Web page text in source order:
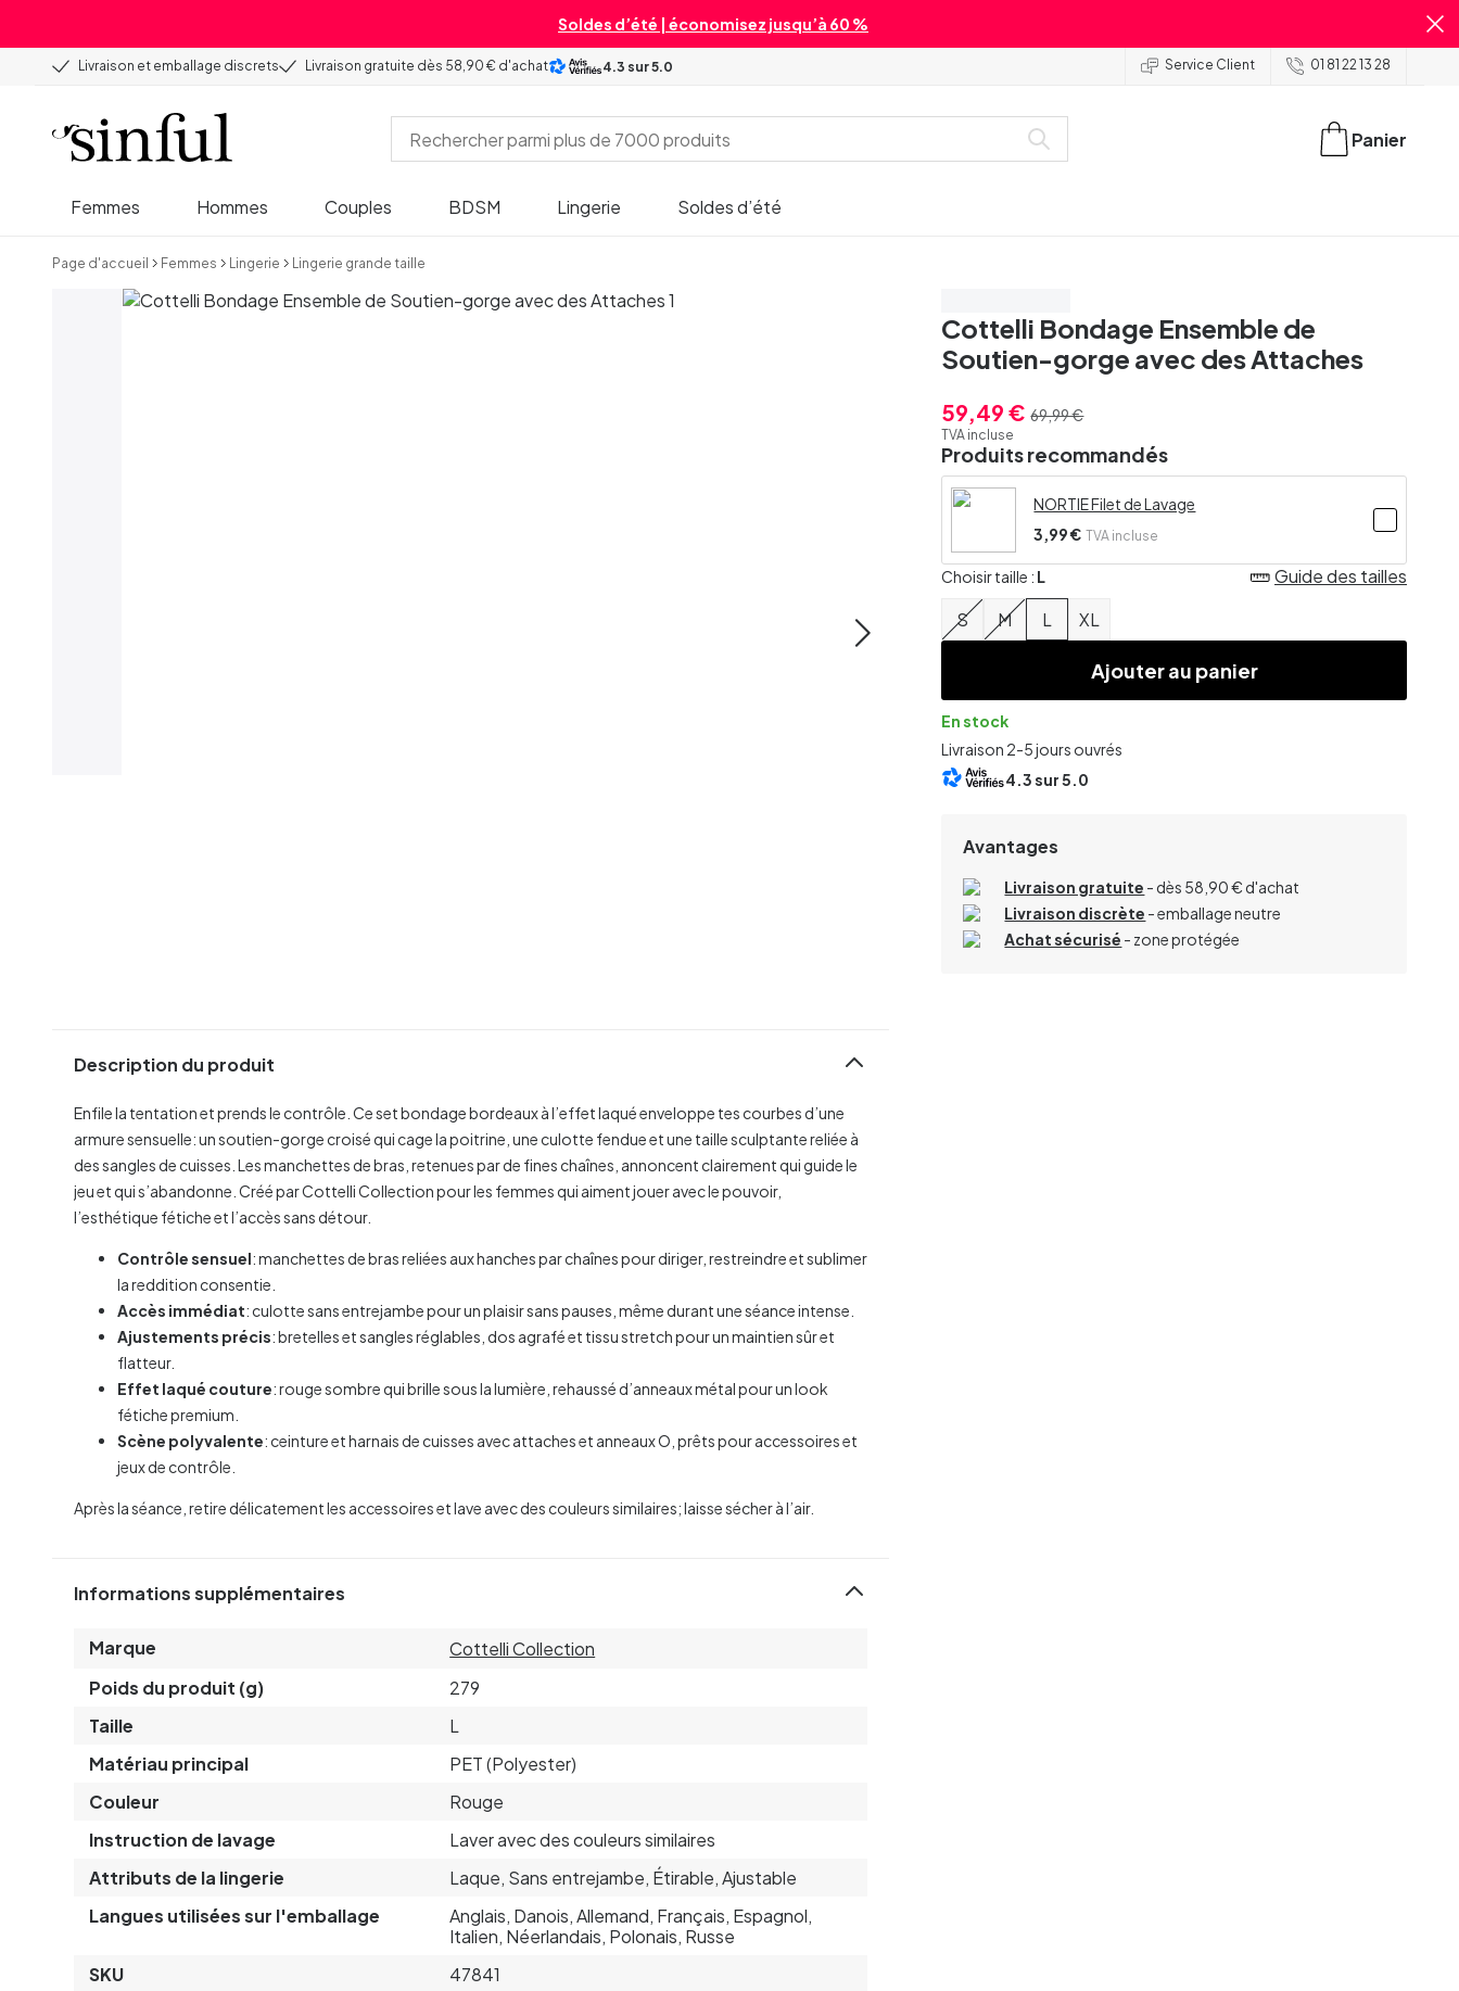
Soldes d’été | économisez jusqu’à 60 %
Livraison et emballage discrets Livraison gratuite dès 58,90 € d'achat 4.3 sur 5.0 Service Client 01 81 22 13 28
Femmes Hommes Couples BDSM Lingerie Soldes d’été
Panier
Page d'accueil Femmes Lingerie Lingerie grande taille
Cottelli Bondage Ensemble de
Soutien-gorge avec des Attaches
59,49 € 69,99 €
TVA incluse
Produits recommandés
NORTIE Filet de Lavage
3,99 € TVA incluse
Choisir taille : L
S M L XL
Guide des tailles
Ajouter au panier
En stock
Livraison 2-5 jours ouvrés
4.3sur 5.0
Avantages
Livraison gratuite - dès 58,90 € d'achat
Livraison discrète - emballage neutre
Achat sécurisé - zone protégée
Description du produit
Enfile la tentation et prends le contrôle. Ce set bondage bordeaux à l’effet laqué enveloppe tes courbes d’une
armure sensuelle: un soutien-gorge croisé qui cage la poitrine, une culotte fendue et une taille sculptante reliée à
des sangles de cuisses. Les manchettes de bras, retenues par de fines chaînes, annoncent clairement qui guide le
jeu et qui s’abandonne. Créé par Cottelli Collection pour les femmes qui aiment jouer avec le pouvoir,
l’esthétique fétiche et l’accès sans détour.
Contrôle sensuel: manchettes de bras reliées aux hanches par chaînes pour diriger, restreindre et sublimer
la reddition consentie.
Accès immédiat: culotte sans entrejambe pour un plaisir sans pauses, même durant une séance intense.
Ajustements précis: bretelles et sangles réglables, dos agrafé et tissu stretch pour un maintien sûr et
flatteur.
Effet laqué couture: rouge sombre qui brille sous la lumière, rehaussé d’anneaux métal pour un look
fétiche premium.
Scène polyvalente: ceinture et harnais de cuisses avec attaches et anneaux O, prêts pour accessoires et
jeux de contrôle.
Après la séance, retire délicatement les accessoires et lave avec des couleurs similaires; laisse sécher à l’air.
Informations supplémentaires
Marque
Cottelli Collection
Poids du produit (g)
279
Taille
L
Matériau principal
PET (Polyester)
Couleur
Rouge
Instruction de lavage
Laver avec des couleurs similaires
Attributs de la lingerie
Laque, Sans entrejambe, Étirable, Ajustable
Langues utilisées sur l'emballage
Anglais, Danois, Allemand, Français, Espagnol,
Italien, Néerlandais, Polonais, Russe
SKU
47841